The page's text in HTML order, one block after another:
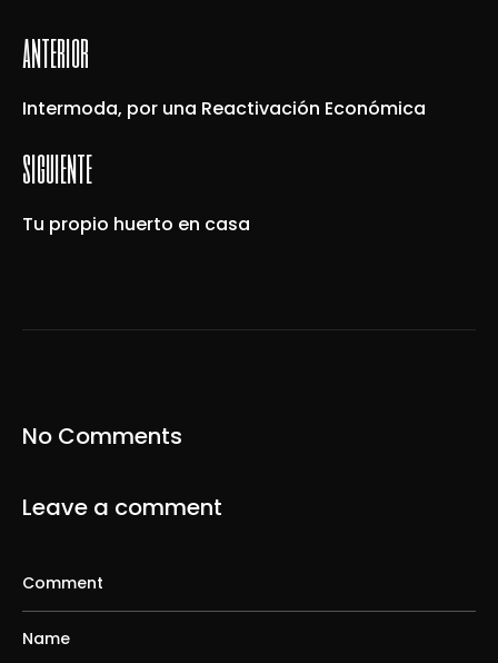
anterior
Intermoda, por una Reactivación Económica
siguiente
Tu propio huerto en casa
No Comments
Leave a comment